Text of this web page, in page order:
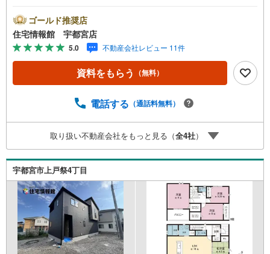
さい。住宅ローン相談会も同時開催中無理のない住宅ロー
ンの試算やご購入の際にかかる諸費用の概算も行っており
ます。しっかりとした資金計画のアドバイスをさせて頂き
ますので、お気軽にご相談ください。
ゴールド推奨店
住宅情報館 宇都宮店
5.0 不動産会社レビュー 11件
資料をもらう （無料）
電話する （通話料無料）
取り扱い不動産会社をもっと見る（全4社）
宇都宮市上戸祭4丁目